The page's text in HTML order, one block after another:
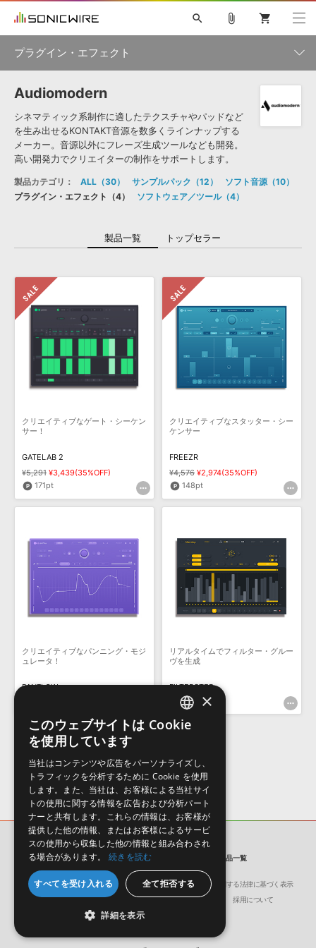
プラグイン・エフェクト »
サンプルパック »
ソフトウェア／ツール »
DAW »
効果音 »
BGM »
キャンペーン »
特集 »
ニュースレター »
SONICWIREブログ »
製品サポート情報 »
DTMガイド »
FAQ »
お問い合わせ » 無償のサウンド管理ソフト
次世代型ボーカル・エディタ
APS 映像のBGM・セリフを音声分離
search
初音ミク NT 鏡音リン・レン V4X
KAITO V3
VOCALOID TOONTRACK
SPITFIRE AUDIO
VIENNA
EZ DRUMMER 3 SERUM
ライセンスフリーBGM
サンプルパックを試そう
ボーカル抜き出し
DUBSTEP
MUTANT
SONOCA
ソフトウェア／ツール DAW 効果音 BGM
attach_file shopping_cart
プラグイン・エフェクト
製品一覧
カテゴリ
メーカー
Audiomodern
シネマティック系制作に適したテクスチャやパッドなど
を生み出せるKONTAKT音源を数多くラインナップする
メーカー。音源以外にフレーズ生成ツールなども開発。
高い開発力でクリエイターの制作をサポートします。
製品カテゴリ： ALL 30 サンプルパック 12 ソフト音源
10
プラグイン・エフェクト
4 ソフトウェア／ツール 4
製品一覧 トップセラー
クリエイティブなゲート・シーケン
サー！
GATELAB 2
¥5,291 ¥3,439(35%OFF)
171pt
クリエイティブなスタッター・シー
ケンサー
FREEZR
¥4,576 ¥2,974(35%OFF)
148pt
クリエイティブなパンニング・モジ
ュレータ！
PANFLOW
リアルタイムでフィルター・グルー
ヴを生成
FILTERSTEP
メーカー
Audiomodern
プラグイン・エフェクト - 「Audiomodern」の製品一覧
会社概要 環境保護（CSR）への取り組み
特定商取引に関する法律に基づく表示
サイト動作環境
利用規約 個人情報の保護について 採用について
ENGLISH
×
このウェブサイトは Cookie
を使用しています
当社はコンテンツや広告をパーソナライズし、
トラフィックを分析するために Cookie を使用
します。また、当社は、お客様による当社サイ
トの使用に関する情報を広告および分析パート
ナーと共有します。これらの情報は、お客様が
提供した他の情報、またはお客様によるサービ
スの使用から収集した他の情報と組み合わされ
る場合があります。
続きを読む
すべてを受け入れる 全て拒否する
詳細を表示